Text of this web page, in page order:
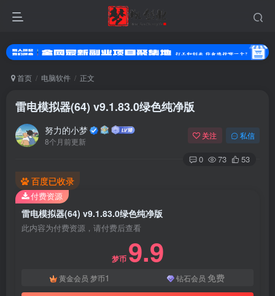
首页 电脑软件 正文
雷电模拟器(64) v9.1.83.0绿色纯净版
努力的小梦
8个月前更新
关注 私信
0 73 53
百度已收录
雷电模拟器(64) v9.1.83.0绿色纯净版
此内容为付费资源，请付费后查看
梦币 9.9
黄金会员 梦币1 钻石会员 免费
付费资源扫码登录
使用 其它方式登录 或 注册